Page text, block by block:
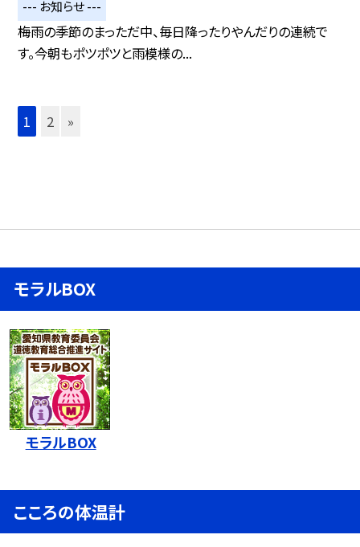
--- お知らせ ---
梅雨の季節のまっただ中、毎日降ったりやんだりの連続で
す。今朝もポツポツと雨模様の...
1 2 »
モラルBOX
モラルBOX
こころの体温計